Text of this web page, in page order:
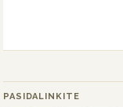
PASIDALINKITE